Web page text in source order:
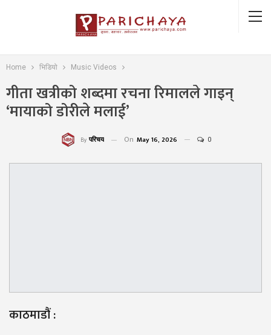
Home भिडियो Music Videos
गीता खत्रीको शब्दमा रचना रिमालले गाइन्
‘मायाको डोरीले मलाई’
By परिचय On May 16, 2026 0
काठमाडौं :